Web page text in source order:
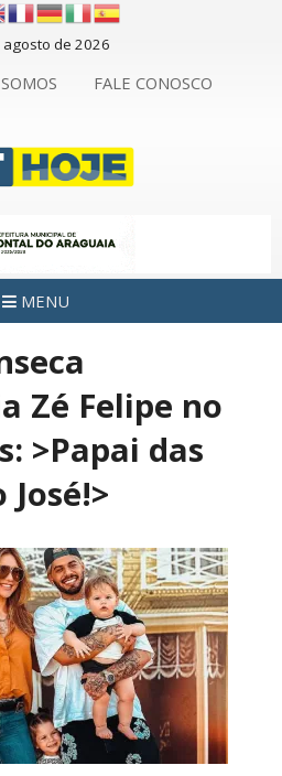
de 2026
FALE CONOSCO
MENU
Zé Felipe no
>Papai das